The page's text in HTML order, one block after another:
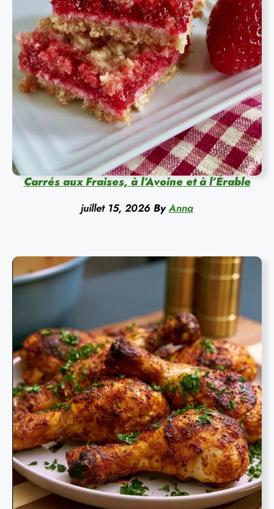
Carrés aux Fraises, à l’Avoine et à l’Érable
juillet 15, 2026 By Anna